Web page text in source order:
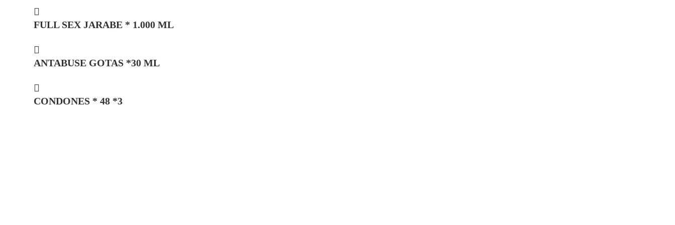
FULL SEX JARABE * 1.000 ML
ANTABUSE GOTAS *30 ML
CONDONES * 48 *3